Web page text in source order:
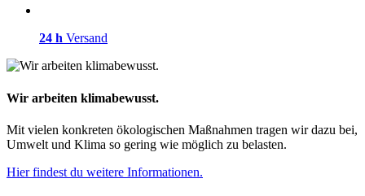
24 h Versand
Wir arbeiten klimabewusst.
Mit vielen konkreten ökologischen Maßnahmen tragen wir dazu bei,
Umwelt und Klima so gering wie möglich zu belasten.
Hier findest du weitere Informationen.